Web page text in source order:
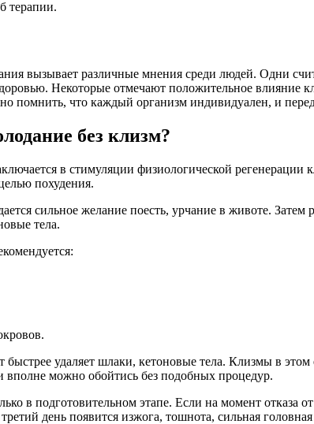
терапии.
вызывает различные мнения среди людей. Одни
Некоторые отмечают положительное влияние
помнить, что каждый организм индивидуален, и
без клизм?
в стимуляции физиологической
похудения.
сильное желание поесть, урчание в животе. Затем
тела.
удаляет шлаки, кетоновые тела. Клизмы в
можно обойтись без подобных процедур.
в подготовительном этапе. Если на момент отказа
день появится изжога, тошнота, сильная головная